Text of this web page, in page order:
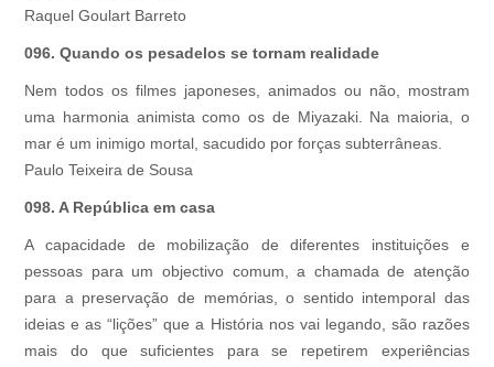
Raquel Goulart Barreto
096. Quando os pesadelos se tornam realidade
Nem todos os filmes japoneses, animados ou não, mostram
uma harmonia animista como os de Miyazaki. Na maioria, o
mar é um inimigo mortal, sacudido por forças subterrâneas.
Paulo Teixeira de Sousa
098. A República em casa
A capacidade de mobilização de diferentes instituições e
pessoas para um objectivo comum, a chamada de atenção
para a preservação de memórias, o sentido intemporal das
ideias e as “lições” que a História nos vai legando, são razões
mais do que suficientes para se repetirem experiências